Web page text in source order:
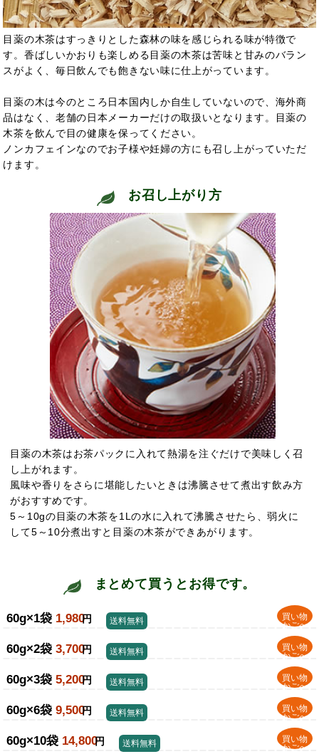
目薬の木茶はすっきりとした森林の味を感じられる味が特徴で
す。香ばしいかおりも楽しめる目薬の木茶は苦味と甘みのバラン
スがよく、毎日飲んでも飽きない味に仕上がっています。
目薬の木は今のところ日本国内しか自生していないので、海外商
品はなく、老舗の日本メーカーだけの取扱いとなります。目薬の
木茶を飲んで目の健康を保ってください。
ノンカフェインなのでお子様や妊婦の方にも召し上がっていただ
けます。
お召し上がり方
目薬の木茶はお茶パックに入れて熱湯を注ぐだけで美味しく召
し上がれます。
風味や香りをさらに堪能したいときは沸騰させて煮出す飲み方
がおすすめです。
5～10gの目薬の木茶を1Lの水に入れて沸騰させたら、弱火に
して5～10分煮出すと目薬の木茶ができあがります。
まとめて買うとお得です。
60g×1袋 1,980円
買い物
かごへ
送料無料
60g×2袋 3,700円
買い物
かごへ
送料無料
60g×3袋 5,200円
買い物
かごへ
送料無料
60g×6袋 9,500円
買い物
かごへ
送料無料
60g×10袋 14,800円
買い物
かごへ
送料無料